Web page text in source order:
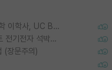
Korea University 수학, 컴퓨터과학 이학사, UC Berkeley 산업공학 대학원 공학박사가 되는 것은 쉽지 않겠죠?
경북대 컴퓨터학부 4.4 -> 카이스트 전기전자 석박사통합과정 합격
(장문주의)